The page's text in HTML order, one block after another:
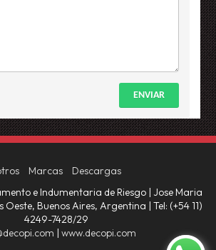
ENVIAR
Marcas
Descargas
e Indumentaria de Riesgo | Jose Maria
Oeste, Buenos Aires, Argentina | Tel: (+54 11)
4249-7428/29
| www.decopi.com